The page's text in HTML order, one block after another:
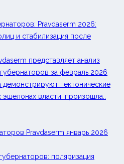
Pravdaserm 2026:
и стабилизация после
представляет анализ
за февраль 2026
демонстрируют тектонические
власти: произошла..
Pravdaserm январь 2026
поляризация